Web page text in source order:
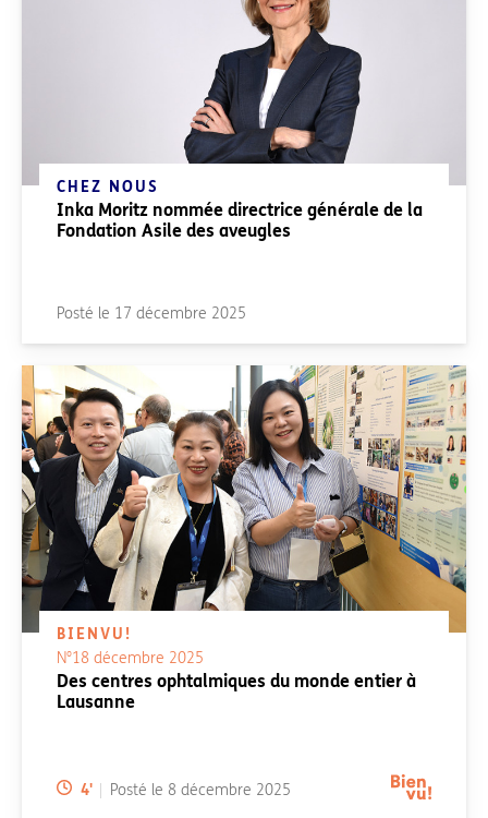
CHEZ NOUS
Inka Moritz nommée directrice générale de la
Fondation Asile des aveugles
Posté le 17 décembre 2025
BIENVU!
N°18 décembre 2025
Des centres ophtalmiques du monde entier à
Lausanne
Temps de lecture:
4' Posté le 8 décembre 2025